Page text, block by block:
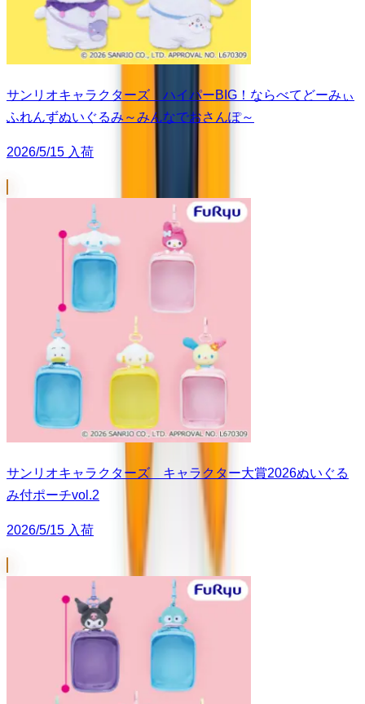
サンリオキャラクターズ ハイパーBIG！ならべてどーみぃ
ふれんずぬいぐるみ～みんなでおさんぽ～
2026/5/15 入荷
サンリオキャラクターズ キャラクター大賞2026ぬいぐる
み付ポーチvol.2
2026/5/15 入荷